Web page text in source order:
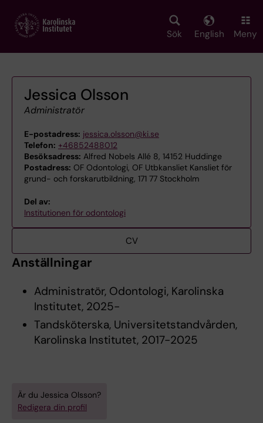
main
Sök English Meny
Jessica Olsson
Administratör
E-postadress: jessica.olsson@ki.se
Telefon: +46852488012
Besöksadress: Alfred Nobels Allé 8, 14152 Huddinge
Postadress: OF Odontologi, OF Utbkansliet Kansliet för
grund- och forskarutbildning, 171 77 Stockholm
Del av:
Institutionen för odontologi
CV
Anställningar
Administratör, Odontologi, Karolinska
Institutet, 2025-
Tandsköterska, Universitetstandvården,
Karolinska Institutet, 2017-2025
Är du Jessica Olsson?
Redigera din profil